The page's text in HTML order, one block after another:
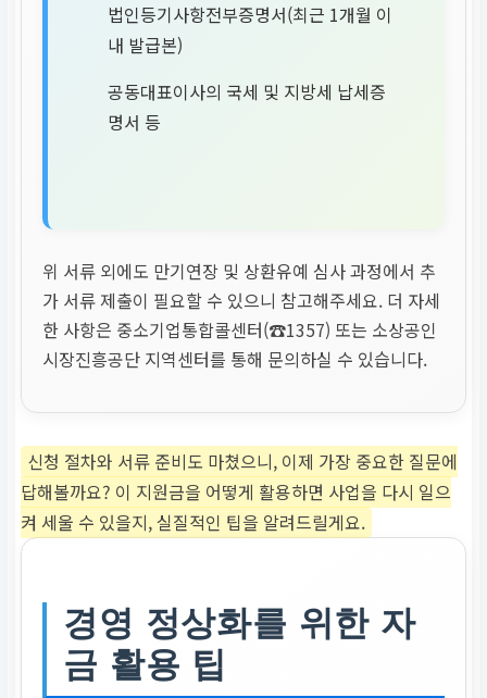
법인등기사항전부증명서(최근 1개월 이
내 발급본)
공동대표이사의 국세 및 지방세 납세증
명서 등
위 서류 외에도 만기연장 및 상환유예 심사 과정에서 추
가 서류 제출이 필요할 수 있으니 참고해주세요. 더 자세
한 사항은 중소기업통합콜센터(☎1357) 또는 소상공인
시장진흥공단 지역센터를 통해 문의하실 수 있습니다.
신청 절차와 서류 준비도 마쳤으니, 이제 가장 중요한 질문에
답해볼까요? 이 지원금을 어떻게 활용하면 사업을 다시 일으
켜 세울 수 있을지, 실질적인 팁을 알려드릴게요.
경영 정상화를 위한 자
금 활용 팁